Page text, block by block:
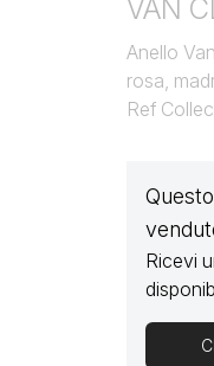
VAN
Anello
rosa,
Ref
Ricevi